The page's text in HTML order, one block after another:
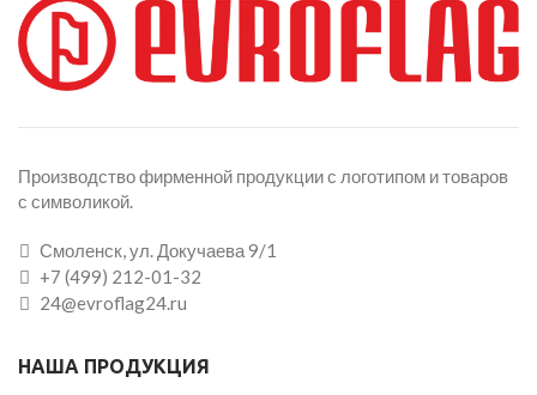
Производство фирменной продукции с логотипом и товаров
с символикой.
Смоленск, ул. Докучаева 9/1
+7 (499) 212-01-32
24@evroflag24.ru
НАША ПРОДУКЦИЯ